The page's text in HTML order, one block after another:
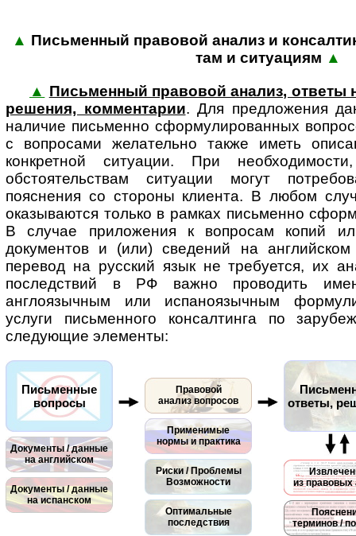
▲ Письменный правовой анализ и
там и ситу­а­циям ▲
▲ Письменный правовой анализ, ответы
решения, комментарии. Для пред­ло­же­ния
наличие письменно сформулированных
с вопросами желательно также иметь
конкретной ситуации. При
обстоятельствам ситуации могут
пояснения со стороны клиента. В любом
оказываются только в рамках письменно
В случае приложения к вопросам копий
документов и (или) сведений на
перевод на русский язык не требуется, их
последствий в РФ важно проводить
англоязычным или испаноязычным
услуги письменного консалтинга по
следующие элементы:
Письменные
вопросы
Документы / данные
на английском
Документы / данные
на испанском
Правовой
анализ вопросов
Применимые
нормы и практика
Риски / Проблемы
Возможности
Оптимальные
последствия
ответы,
из правовых
терминов /